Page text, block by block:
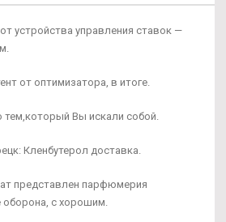
устройства управления ставок —
от оптимизатора, в итоге.
тем,который Вы искали собой.
Кленбутерол доставка.
представлен парфюмерия
оборона, с хорошим.